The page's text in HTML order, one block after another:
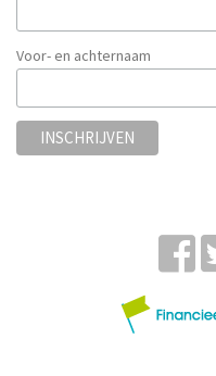
Voor- en achternaam